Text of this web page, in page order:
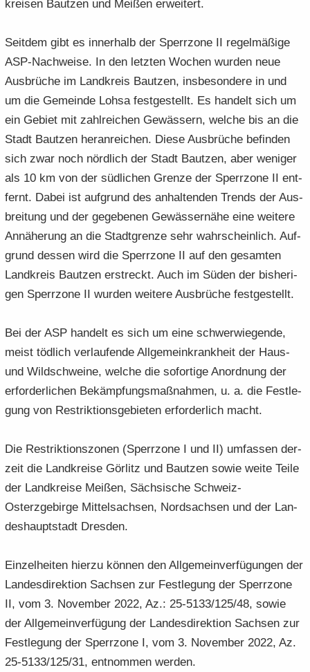
krei­sen Baut­zen und Mei­ßen er­wei­tert.
Seit­dem gibt es in­ner­halb der Sperr­zo­ne II re­gel­mä­ßi­ge
ASP-​Nachweise. In den letz­ten Wo­chen wur­den neue
Aus­brü­che im Land­kreis Baut­zen, ins­be­son­de­re in und
um die Ge­mein­de Lohsa fest­ge­stellt. Es han­delt sich um
ein Ge­biet mit zahl­rei­chen Ge­wäs­sern, wel­che bis an die
Stadt Baut­zen her­an­rei­chen. Diese Aus­brü­che be­fin­den
sich zwar noch nörd­lich der Stadt Baut­zen, aber we­ni­ger
als 10 km von der süd­li­chen Gren­ze der Sperr­zo­ne II ent­
fernt. Dabei ist auf­grund des an­hal­ten­den Trends der Aus­
brei­tung und der ge­ge­be­nen Ge­wäs­ser­nä­he eine wei­te­re
An­nä­he­rung an die Stadt­gren­ze sehr wahr­schein­lich. Auf­
grund des­sen wird die Sperr­zo­ne II auf den ge­sam­ten
Land­kreis Baut­zen er­streckt. Auch im Süden der bis­he­ri­
gen Sperr­zo­ne II wur­den wei­te­re Aus­brü­che fest­ge­stellt.
Bei der ASP han­delt es sich um eine schwer­wie­gen­de,
meist töd­lich ver­lau­fen­de All­ge­mein­krank­heit der Haus-
und Wild­schwei­ne, wel­che die so­for­ti­ge An­ord­nung der
er­for­der­li­chen Be­kämp­fungs­maß­nah­men, u. a. die Fest­le­
gung von Re­strik­ti­ons­ge­bie­ten er­for­der­lich macht.
Die Re­strik­ti­ons­zo­nen (Sperr­zo­ne I und II) um­fas­sen der­
zeit die Land­krei­se Gör­litz und Baut­zen sowie weite Teile
der Land­krei­se Mei­ßen, Säch­si­sche Schweiz-​
Osterzgebirge Mit­tel­sach­sen, Nord­sach­sen und der Lan­
des­haupt­stadt Dres­den.
Ein­zel­hei­ten hier­zu kön­nen den All­ge­mein­ver­fü­gun­gen der
Lan­des­di­rek­ti­on Sach­sen zur Fest­le­gung der Sperr­zo­ne
II, vom 3. No­vem­ber 2022, Az.: 25-5133/125/48, sowie
der All­ge­mein­ver­fü­gung der Lan­des­di­rek­ti­on Sach­sen zur
Fest­le­gung der Sperr­zo­ne I, vom 3. No­vem­ber 2022, Az.
25-5133/125/31, ent­nom­men wer­den.